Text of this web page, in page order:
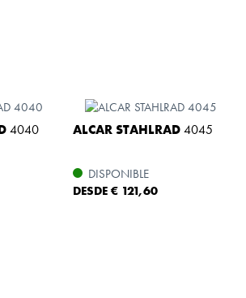
4040 ALCAR STAHLRAD4045
DISPONIBLE
DESDE € 121,60